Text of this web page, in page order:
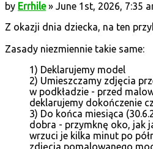
by Errhile» June 1st, 2026, 7:35
Z okazji dnia dziecka, na ten
Zasady niezmiennie takie same:
1) Deklarujemy model
2) Umieszczamy zdjęcia
w podkładzie - przed
deklarujemy dokończenie
3) Do końca miesiąca
dobra - przymknę oko, jak
wrzuci je kilka minut po
zdjęcia pomalowanego